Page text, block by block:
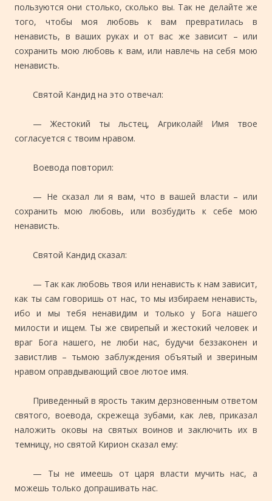
пользуются они столько, сколько вы. Так не делайте же
того, чтобы моя любовь к вам превратилась в
ненависть, в ваших руках и от вас же зависит – или
сохранить мою любовь к вам, или навлечь на себя мою
ненависть.
Святой Кандид на это отвечал:
— Жестокий ты льстец, Агриколай! Имя твое
согласуется с твоим нравом.
Воевода повторил:
— Не сказал ли я вам, что в вашей власти – или
сохранить мою любовь, или возбудить к себе мою
ненависть.
Святой Кандид сказал:
— Так как любовь твоя или ненависть к нам зависит,
как ты сам говоришь от нас, то мы избираем ненависть,
ибо и мы тебя ненавидим и только у Бога нашего
милости и ищем. Ты же свирепый и жестокий человек и
враг Бога нашего, не люби нас, будучи беззаконен и
завистлив – тьмою заблуждения объятый и звериным
нравом оправдывающий свое лютое имя.
Приведенный в ярость таким дерзновенным ответом
святого, воевода, скрежеща зубами, как лев, приказал
наложить оковы на святых воинов и заключить их в
темницу, но святой Кирион сказал ему:
— Ты не имеешь от царя власти мучить нас, а
можешь только допрашивать нас.